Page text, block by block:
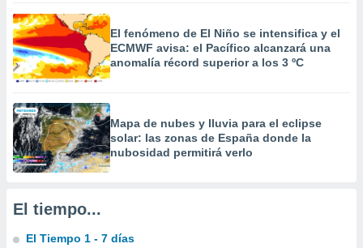
crear un
uso de
contenido
medir el
de la
el
del
o a través
de
El fenómeno de El Niño se intensifica y el
ECMWF avisa: el Pacífico alcanzará una
anomalía récord superior a los 3 ºC
Mapa de nubes y lluvia para el eclipse
solar: las zonas de España donde la
nubosidad permitirá verlo
El tiempo...
El Tiempo 1 - 7 días